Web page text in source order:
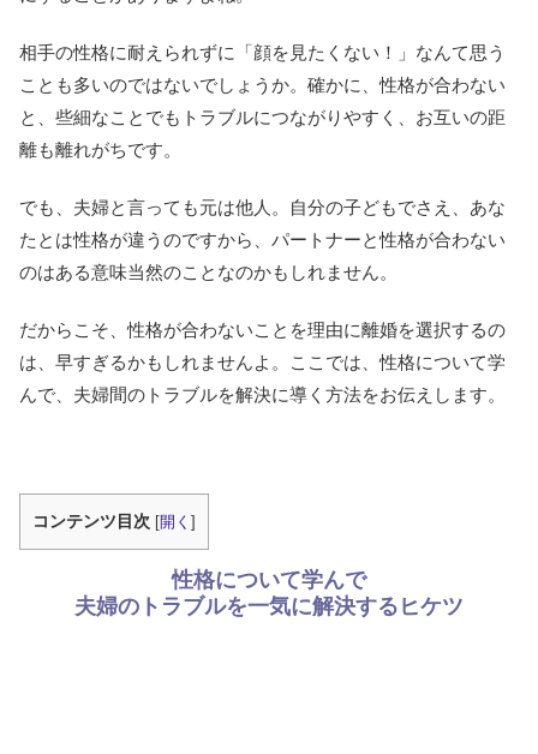
相手の性格に耐えられずに「顔を見たくない！」なんて思う
ことも多いのではないでしょうか。確かに、性格が合わない
と、些細なことでもトラブルにつながりやすく、お互いの距
離も離れがちです。
でも、夫婦と言っても元は他人。自分の子どもでさえ、あな
たとは性格が違うのですから、パートナーと性格が合わない
のはある意味当然のことなのかもしれません。
だからこそ、性格が合わないことを理由に離婚を選択するの
は、早すぎるかもしれませんよ。ここでは、性格について学
んで、夫婦間のトラブルを解決に導く方法をお伝えします。
コンテンツ目次 [開く ]
性格について学んで
夫婦のトラブルを一気に解決するヒケツ